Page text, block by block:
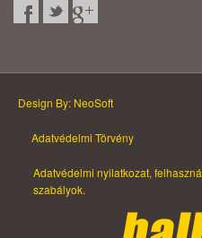
Design By: NeoSoft
Adatvédelmi Törvény
Adatvédelmi nyilatkozat,
szabályok.